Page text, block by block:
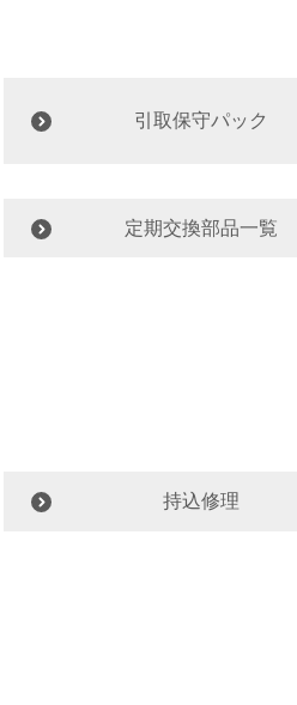
引取保守パック
定期交換部品一覧
持込修理